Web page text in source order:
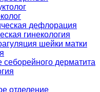
дефлорация
гинекология
шейки матки
себорейного дерматита
отделение